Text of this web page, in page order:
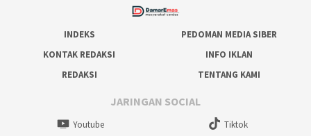
INDEKS
PEDOMAN MEDIA SIBER
KONTAK REDAKSI
INFO IKLAN
REDAKSI
TENTANG KAMI
JARINGAN SOCIAL
Youtube Tiktok